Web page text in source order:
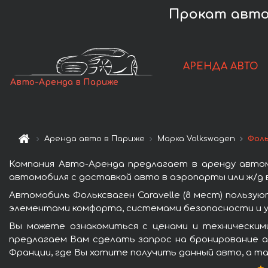
Прокат авто
Авто-Аренда в Париже
АРЕНДА АВТО
Аренда авто в Париже Марка Volkswagen
Компания Авто-Аренда предлагает в аренду
автомобиля с доставкой авто в аэропорты или ж/д
Автомобиль Фольксваген Caravelle (8 мест)
элементами комфорта, системами безопасности и
Вы можете ознакомиться с ценами и
предлагаем Вам сделать запрос на бронирование
Франции, где Вы хотите получить данный авто, а